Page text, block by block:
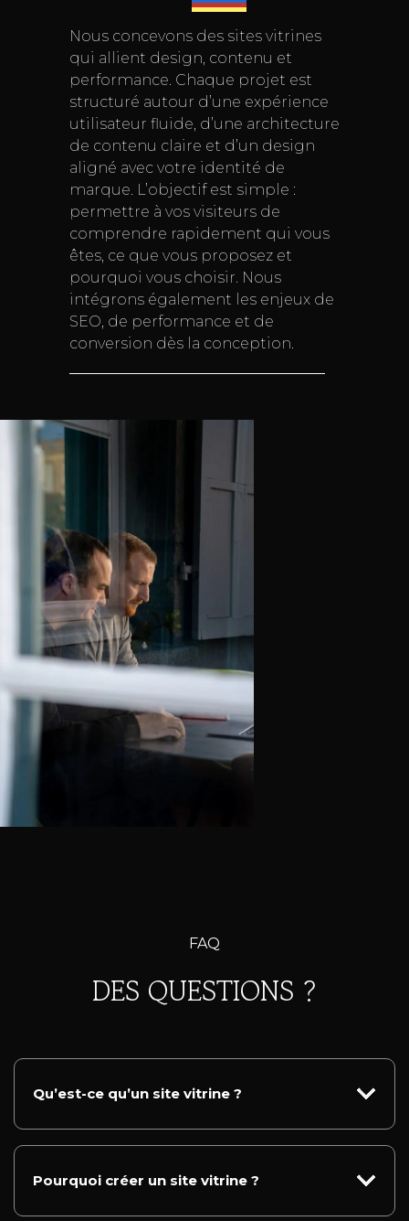
Nous concevons des sites vitrines
qui allient design, contenu et
performance. Chaque projet est
structuré autour d’une expérience
utilisateur fluide, d’une architecture
de contenu claire et d’un design
aligné avec votre identité de
marque. L’objectif est simple :
permettre à vos visiteurs de
comprendre rapidement qui vous
êtes, ce que vous proposez et
pourquoi vous choisir. Nous
intégrons également les enjeux de
SEO, de performance et de
conversion dès la conception.
FAQ
DES QUESTIONS ?
Qu’est-ce qu’un site vitrine ?
Pourquoi créer un site vitrine ?